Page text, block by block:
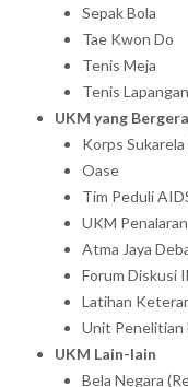
Sepak Bola
Tae Kwon Do
Tenis Meja
Tenis Lapangan
UKM yang
Korps Sukarela
Oase
Tim Peduli
UKM Penalaran
Atma Jaya
Forum Diskusi
Latihan
Unit Penelitian
UKM Lain-lain
Bela Negara